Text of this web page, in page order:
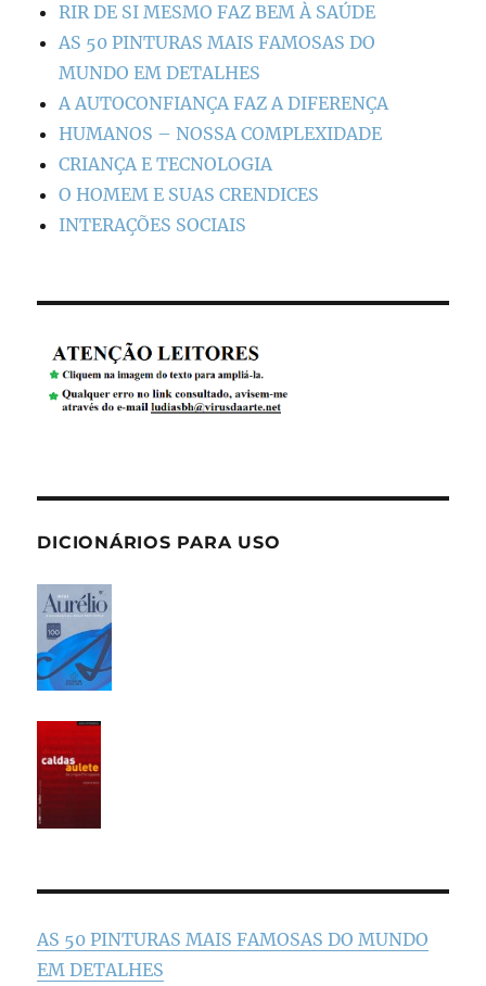
RIR DE SI MESMO FAZ BEM À SAÚDE
AS 50 PINTURAS MAIS FAMOSAS DO
MUNDO EM DETALHES
A AUTOCONFIANÇA FAZ A DIFERENÇA
HUMANOS – NOSSA COMPLEXIDADE
CRIANÇA E TECNOLOGIA
O HOMEM E SUAS CRENDICES
INTERAÇÕES SOCIAIS
DICIONÁRIOS PARA USO
AS 50 PINTURAS MAIS FAMOSAS DO MUNDO
EM DETALHES